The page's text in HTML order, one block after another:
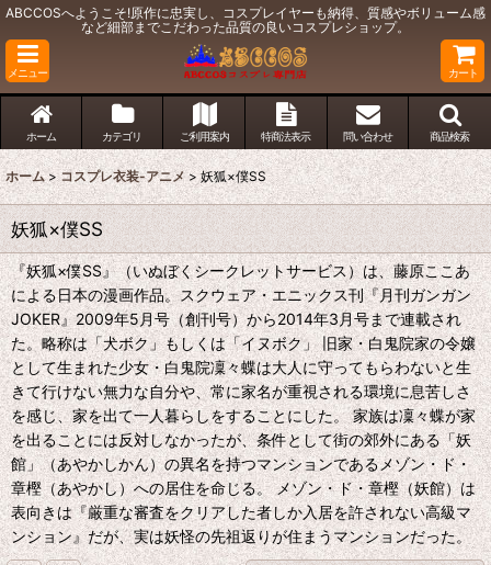
ABCCOSへようこそ!原作に忠実し、コスプレイヤーも納得、質感やボリューム感
など細部までこだわった品質の良いコスプレショップ。
メニュー カート
ホーム カテゴリ ご利用案内 特商法表示 問い合わせ 商品検索
ホーム > コスプレ衣装-アニメ > 妖狐×僕SS
妖狐×僕SS
『妖狐×僕SS』（いぬぼくシークレットサービス）は、藤原ここあ
による日本の漫画作品。スクウェア・エニックス刊『月刊ガンガン
JOKER』2009年5月号（創刊号）から2014年3月号まで連載され
た。略称は「犬ボク」もしくは「イヌボク」 旧家・白鬼院家の令嬢
として生まれた少女・白鬼院凜々蝶は大人に守ってもらわないと生
きて行けない無力な自分や、常に家名が重視される環境に息苦しさ
を感じ、家を出て一人暮らしをすることにした。 家族は凜々蝶が家
を出ることには反対しなかったが、条件として街の郊外にある「妖
館」（あやかしかん）の異名を持つマンションであるメゾン・ド・
章樫（あやかし）への居住を命じる。 メゾン・ド・章樫（妖館）は
表向きは『厳重な審査をクリアした者しか入居を許されない高級マ
ンション』だが、実は妖怪の先祖返りが住まうマンションだった。